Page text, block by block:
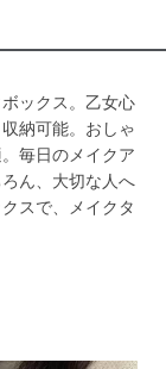
ックス。乙女心
納可能。おしゃ
毎日のメイクア
ん、大切な人へ
スで、メイクタ